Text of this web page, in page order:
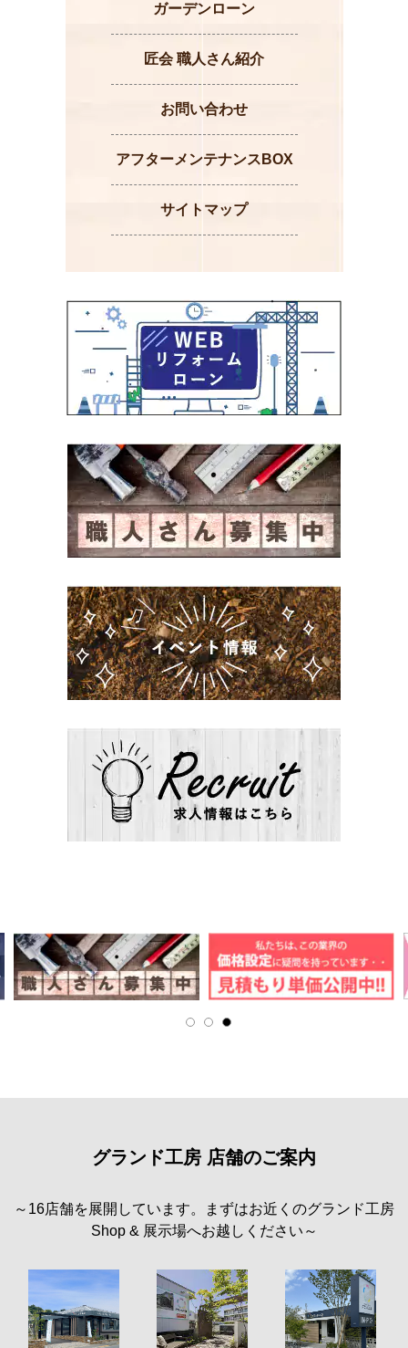
ガーデンローン
匠会 職人さん紹介
お問い合わせ
アフターメンテナンスBOX
サイトマップ
グランド工房 店舗のご案内
～16店舗を展開しています。まずはお近くのグランド工房
Shop & 展示場へお越しください～